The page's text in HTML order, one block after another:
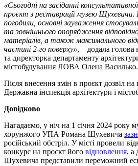
«Сьогодні на засіданні
проєкт з реставрації музею Шухевича.
погодили, основні зауваження
та зовнішнього опорядження
матеріалів, а також максимального
частині 2‑го поверху», – додала голова
та директорка департаменту
містобудування ЛОВА Олена Василько.
Після внесення змін в проєкт дозвіл на
Державна інспекція архітектури і
Довідково
Нагадаємо, у ніч на 1 січня 2024 року
хорунжого УПА Романа Шухевича
російський обстріл. У місті провели
конкурс на проєкт його відновлення, а
Шухевича представили переможний